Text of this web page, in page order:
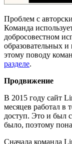
Проблем с
Команда
добросовестном
образовательных
этому поводу
разделе.
Продвижение
В 2015 году сайт
месяцев работал
доступ. Это и был
было, поэтому
Сначала команда